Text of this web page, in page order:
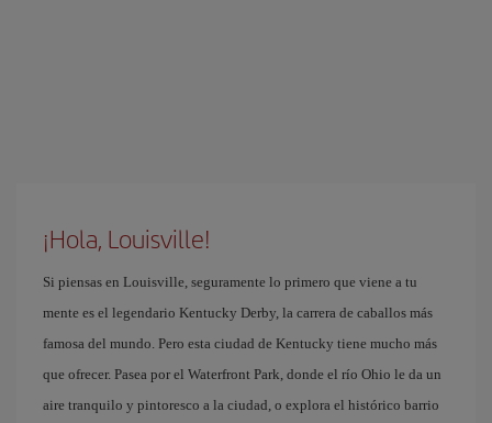
¡Hola, Louisville!
Si piensas en Louisville, seguramente lo primero que viene a tu
mente es el legendario Kentucky Derby, la carrera de caballos más
famosa del mundo. Pero esta ciudad de Kentucky tiene mucho más
que ofrecer. Pasea por el Waterfront Park, donde el río Ohio le da un
aire tranquilo y pintoresco a la ciudad, o explora el histórico barrio